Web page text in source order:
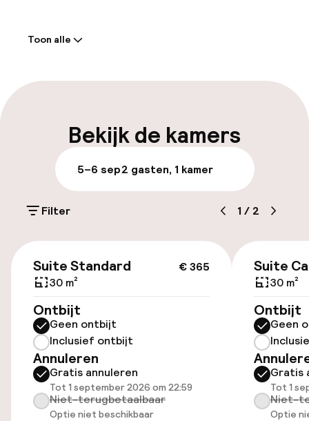
Meertalige medewerkers
Parkeren & mobiliteit
Parkeergelegenheid op eigen terrein
(binnen)
Openbaar parkeren
Toegankelijkheid
Overal rolstoeltoegankelijk
Lift
Toon alle
Bekijk de kamers
5–6 sep2 gasten, 1 kamer
Filter 1 / 2
€ 365
Suite Standard
30 m²
Ontbijt
Geen ontbijt
Inclusief ontbijt
Annuleren
Gratis annuleren
Tot 1 september 2026 om 22:59
Niet-terugbetaalbaar
Optie niet beschikbaar
Suite
30 m²
Ontbijt
Geen
Gratis
Tot 1
Niet-
Optie